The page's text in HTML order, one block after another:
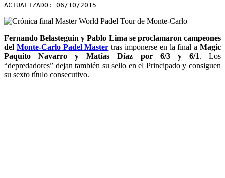
ACTUALIZADO: 06/10/2015
Fernando Belasteguin y Pablo Lima se proclamaron campeones
del Monte-Carlo Padel Master tras imponerse en la final aMagic
Paquito Navarro y Matías Díaz por 6/3 y 6/1. Los
“depredadores” dejan también su sello en el Principado y consiguen
su sexto título consecutivo.